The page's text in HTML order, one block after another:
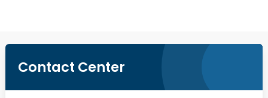
Contact Center